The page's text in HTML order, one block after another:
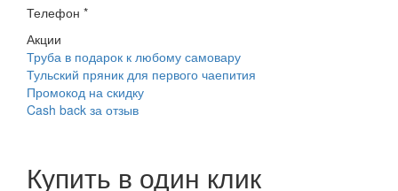
Телефон *
Акции
Труба в подарок к любому самовару
Тульский пряник для первого чаепития
Промокод на скидку
Cash back за отзыв
Купить в один клик